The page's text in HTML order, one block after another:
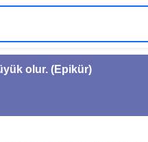
olur. (Epikür)